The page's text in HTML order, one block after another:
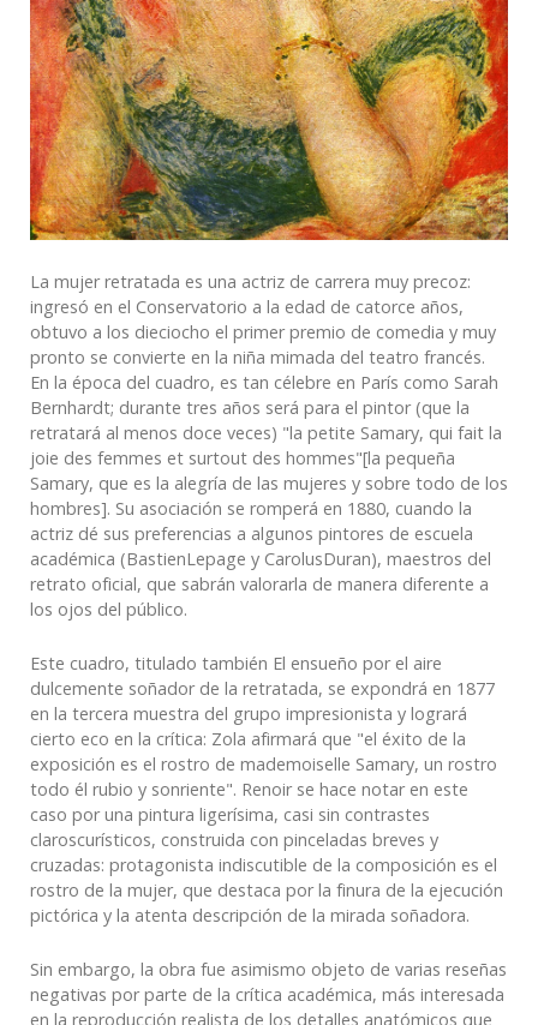
La mujer retratada es una actriz de carrera muy precoz:
ingresó en el Conservatorio a la edad de catorce años,
obtuvo a los dieciocho el primer premio de comedia y muy
pronto se convierte en la niña mimada del teatro francés.
En la época del cuadro, es tan célebre en París como Sarah
Bernhardt; durante tres años será para el pintor (que la
retratará al menos doce veces) "la petite Samary, qui fait la
joie des femmes et surtout des hommes"[la pequeña
Samary, que es la alegría de las mujeres y sobre todo de los
hombres]. Su asociación se romperá en 1880, cuando la
actriz dé sus preferencias a algunos pintores de escuela
académica (BastienLepage y CarolusDuran), maestros del
retrato oficial, que sabrán valorarla de manera diferente a
los ojos del público.
Este cuadro, titulado también El ensueño por el aire
dulcemente soñador de la retratada, se expondrá en 1877
en la tercera muestra del grupo impresionista y logrará
cierto eco en la crítica: Zola afirmará que "el éxito de la
exposición es el rostro de mademoiselle Samary, un rostro
todo él rubio y sonriente". Renoir se hace notar en este
caso por una pintura ligerísima, casi sin contrastes
claroscurísticos, construida con pinceladas breves y
cruzadas: protagonista indiscutible de la composición es el
rostro de la mujer, que destaca por la finura de la ejecución
pictórica y la atenta descripción de la mirada soñadora.
Sin embargo, la obra fue asimismo objeto de varias reseñas
negativas por parte de la crítica académica, más interesada
en la reproducción realista de los detalles anatómicos que